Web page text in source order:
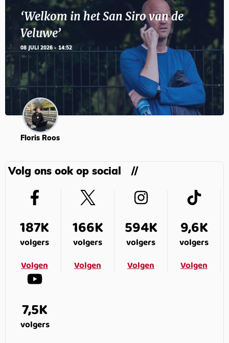
‘Welkom in het San Siro van de
Veluwe’
08 JULI 2026 - 14:52
Floris Roos
Volg ons ook op social
187K
volgers
Volgen
166K
volgers
Volgen
594K
volgers
Volgen
9,6K
volgers
Volgen
7,5K
volgers